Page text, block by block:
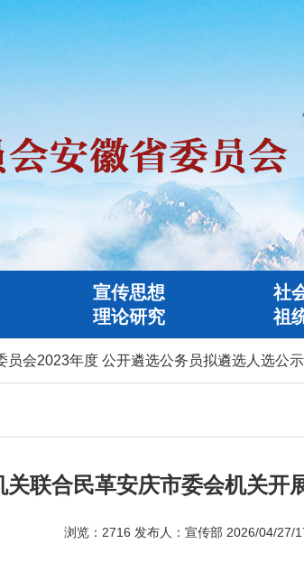
宣传思想 社
理论研究 祖
2023年度 公开遴选公务员拟遴选人选公示
关联合民革安庆市委会机关开
浏览：2716 发布人：宣传部 2026/04/27/